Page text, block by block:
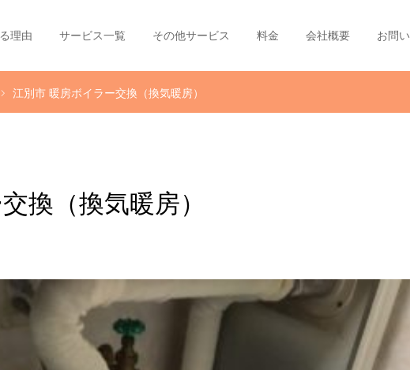
理由 サービス一覧 その他サービス 料金 会社概要 お問
江別市 暖房ボイラー交換（換気暖房）
換（換気暖房）